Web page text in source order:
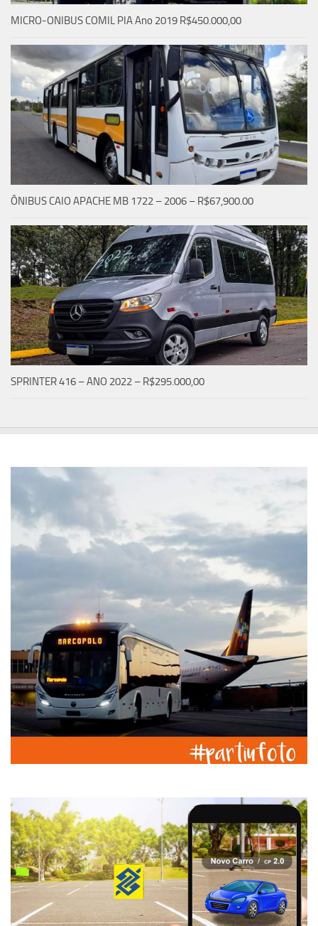
MICRO-ONIBUS COMIL PIA Ano 2019 R$450.000,00
ÔNIBUS CAIO APACHE MB 1722 – 2006 – R$67,900.00
SPRINTER 416 – ANO 2022 – R$295.000,00